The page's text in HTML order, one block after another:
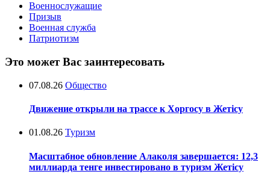
Военнослужащие
Призыв
Военная служба
Патриотизм
Это может Вас заинтересовать
07.08.26 Общество
Движение открыли на трассе к Хоргосу в Жетісу
01.08.26 Туризм
Масштабное обновление Алаколя завершается: 12,3
миллиарда тенге инвестировано в туризм Жетісу